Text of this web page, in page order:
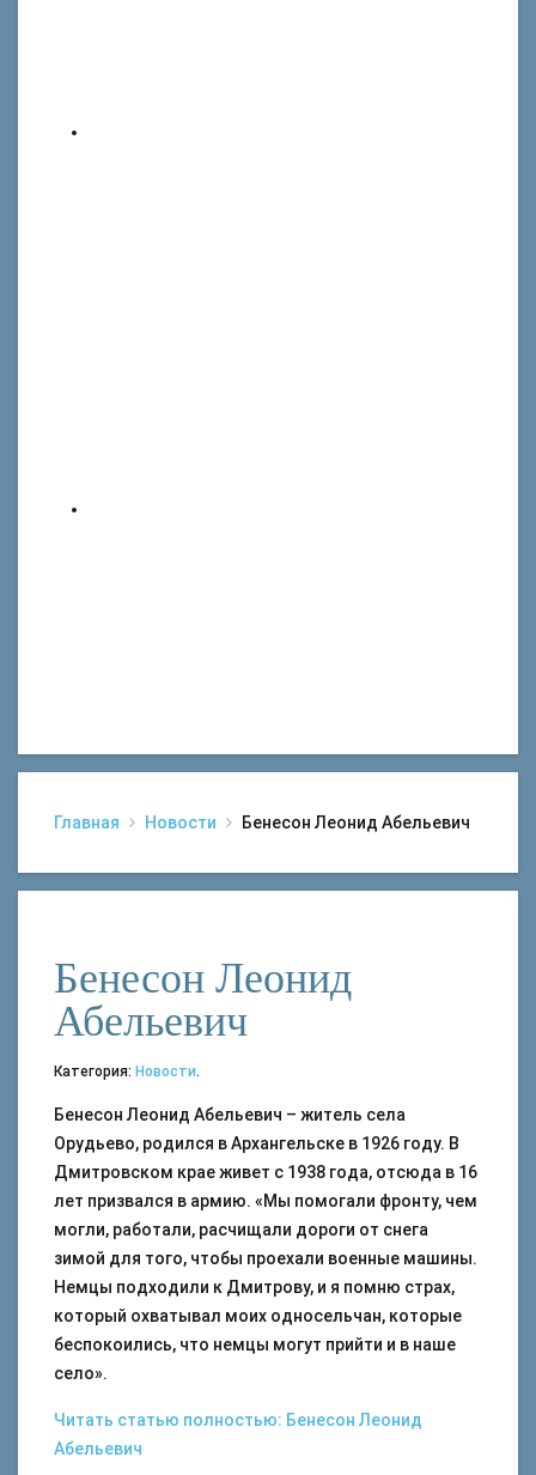
Главная Новости Бенесон Леонид Абельевич
Бенесон Леонид
Абельевич
Категория: Новости.
Бенесон Леонид Абельевич – житель села
Орудьево, родился в Архангельске в 1926 году. В
Дмитровском крае живет с 1938 года, отсюда в 16
лет призвался в армию. «Мы помогали фронту, чем
могли, работали, расчищали дороги от снега
зимой для того, чтобы проехали военные машины.
Немцы подходили к Дмитрову, и я помню страх,
который охватывал моих односельчан, которые
беспокоились, что немцы могут прийти и в наше
село».
Читать статью полностью: Бенесон Леонид
Абельевич